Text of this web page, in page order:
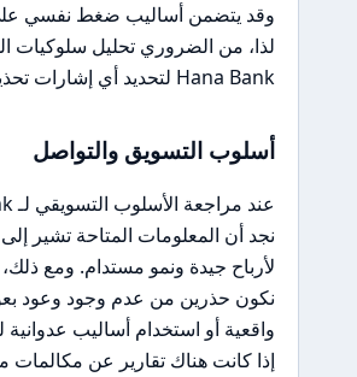
وقد يتضمن أساليب ضغط نفسي
لذا، من الضروري تحليل سلوكيات
Hana Bank لتحديد أي إشارات تحذير محتملة.
أسلوب التسويق والتواصل
نجد أن المعلومات المتاحة تشير
لأرباح جيدة ونمو مستدام. ومع
نكون حذرين من عدم وجود وعود
واقعية أو استخدام أساليب عدوانية
إذا كانت هناك تقارير عن مكالمات